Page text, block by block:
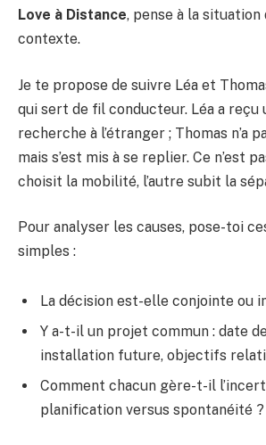
Love à Distance, pense à la situation
contexte.
Je te propose de suivre Léa et
qui sert de fil conducteur. Léa a reçu
recherche à l’étranger ; Thomas n’a
mais s’est mis à se replier. Ce n’est
choisit la mobilité, l’autre subit la
Pour analyser les causes, pose-toi
simples :
La décision est-elle conjointe ou
Y a-t-il un projet commun : date
installation future, objectifs
Comment chacun gère-t-il
planification versus spontanéité ?